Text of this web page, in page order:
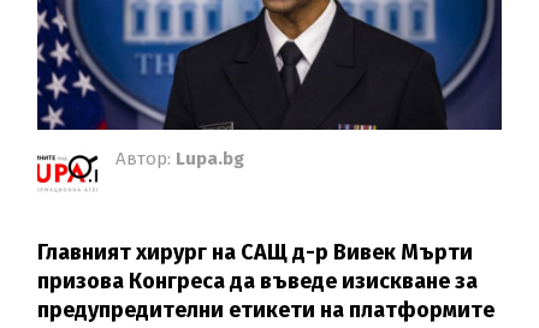
Автор: Lupa.bg
Главният хирург на САЩ д-р Вивек Мърти
призова Конгреса да въведе изискване за
предупредителни етикети на платформите